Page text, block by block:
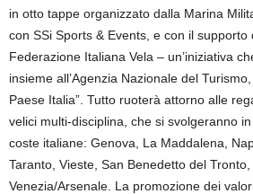
in otto tappe organizzato dalla Marina
con SSi Sports & Events, e con il supporto
Federazione Italiana Vela – un’iniziativa
insieme all’Agenzia Nazionale del
Paese Italia”. Tutto ruoterà attorno alle
velici multi-disciplina, che si svolgeranno
coste italiane: Genova, La Maddalena,
Taranto, Vieste, San Benedetto del
Venezia/Arsenale. La promozione dei